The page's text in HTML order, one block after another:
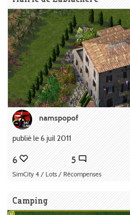
namspopof
publié le 6 juil 2011
6 5
SimCity 4 / Lots / Récompenses
Camping